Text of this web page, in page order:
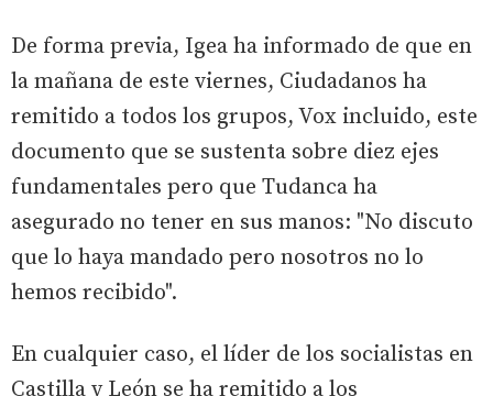
De forma previa, Igea ha informado de que en
la mañana de este viernes, Ciudadanos ha
remitido a todos los grupos, Vox incluido, este
documento que se sustenta sobre diez ejes
fundamentales pero que Tudanca ha
asegurado no tener en sus manos: "No discuto
que lo haya mandado pero nosotros no lo
hemos recibido".
En cualquier caso, el líder de los socialistas en
Castilla y León se ha remitido a los